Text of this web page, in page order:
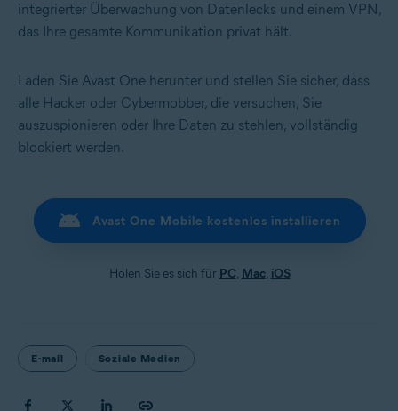
integrierter Überwachung von Datenlecks und einem VPN,
das Ihre gesamte Kommunikation privat hält.
Laden Sie Avast One herunter und stellen Sie sicher, dass
alle Hacker oder Cybermobber, die versuchen, Sie
auszuspionieren oder Ihre Daten zu stehlen, vollständig
blockiert werden.
Avast One Mobile kostenlos installieren
Holen Sie es sich für PC, Mac, iOS
E-mail Soziale Medien